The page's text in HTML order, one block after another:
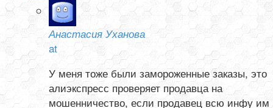
Анастасия Уханова
at
У меня тоже были замороженные заказы, это
алиэкспресс проверяет продавца на
мошенничество, если продавец всю инфу им